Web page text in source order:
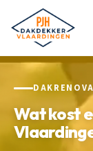
Wat kost